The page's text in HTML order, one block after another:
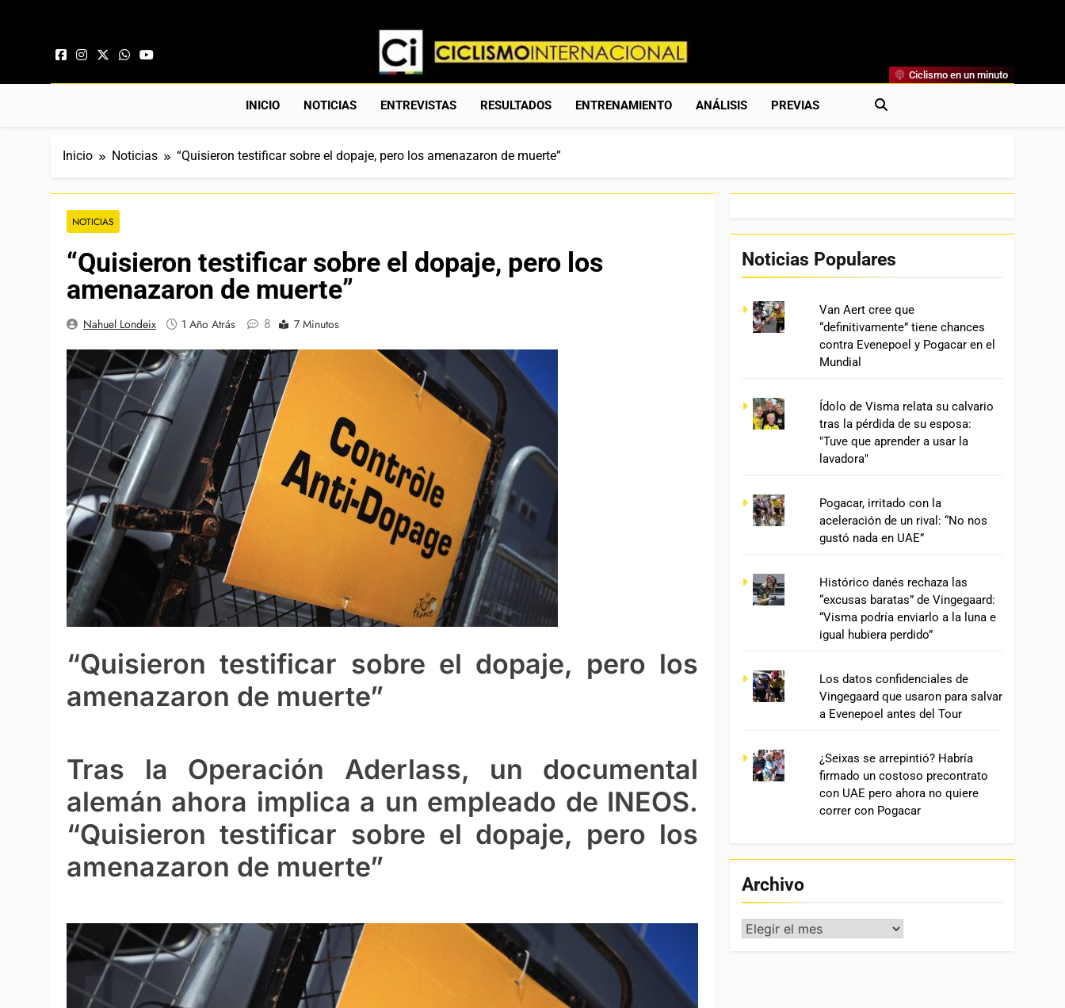
Ciclismo Internacional
Web Dedicada Al Ciclismo Mundial. Entrevistas, Análisis, Crónicas, Previas Y Más. La Web Ciclista De Referencia.
Ciclismo en un minuto
INICIO NOTICIAS ENTREVISTAS RESULTADOS ENTRENAMIENTO ANÁLISIS PREVIAS
Inicio Noticias “Quisieron testificar sobre el dopaje, pero los amenazaron de muerte”
NOTICIAS
“Quisieron testificar sobre el dopaje, pero los
amenazaron de muerte”
Nahuel Londeix 1 Año Atrás 8 7 Minutos
“Quisieron testificar sobre el dopaje, pero los
amenazaron de muerte”
Tras la Operación Aderlass, un documental
alemán ahora implica a un empleado de INEOS.
“Quisieron testificar sobre el dopaje, pero los
amenazaron de muerte”
Noticias Populares
Van Aert cree que
“definitivamente” tiene chances
contra Evenepoel y Pogacar en el
Mundial
Ídolo de Visma relata su calvario
tras la pérdida de su esposa:
"Tuve que aprender a usar la
lavadora"
Pogacar, irritado con la
aceleración de un rival: “No nos
gustó nada en UAE”
Histórico danés rechaza las
“excusas baratas” de Vingegaard:
“Visma podría enviarlo a la luna e
igual hubiera perdido”
Los datos confidenciales de
Vingegaard que usaron para salvar
a Evenepoel antes del Tour
¿Seixas se arrepintió? Habría
firmado un costoso precontrato
con UAE pero ahora no quiere
correr con Pogacar
Archivo
Archivo